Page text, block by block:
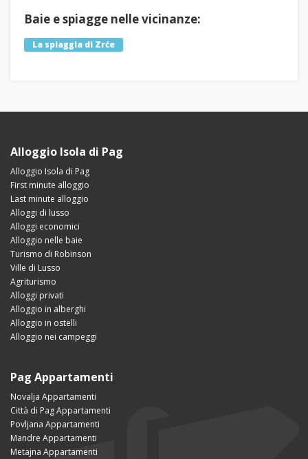
Baie e spiagge nelle vicinanze:
La spiaggia di Zrće
Alloggio Isola di Pag
Alloggio Isola di Pag
First minute alloggio
Last minute alloggio
Alloggi di lusso
Alloggi economici
Alloggio nelle baie
Turismo di Robinson
Ville di Lusso
Agriturismo
Alloggi privati
Alloggio in alberghi
Alloggio in ostelli
Alloggio nei campeggi
Pag Appartamenti
Novalja Appartamenti
Città di Pag Appartamenti
Povljana Appartamenti
Mandre Appartamenti
Metajna Appartamenti